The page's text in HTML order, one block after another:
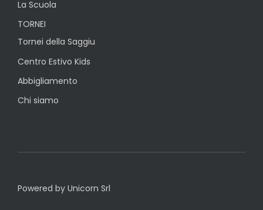
La Scuola
TORNEI
Tornei della Saggiu
Centro Estivo Kids
Abbigliamento
Chi siamo
Powered by Unicorn Srl